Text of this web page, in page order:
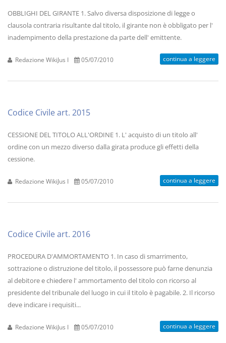
OBBLIGHI DEL GIRANTE 1. Salvo diversa disposizione di legge o
clausola contraria risultante dal titolo, il girante non è obbligato per l'
inadempimento della prestazione da parte dell' emittente.
Redazione WikiJus I 05/07/2010 continua a leggere
Codice Civile art. 2015
CESSIONE DEL TITOLO ALL'ORDINE 1. L' acquisto di un titolo all'
ordine con un mezzo diverso dalla girata produce gli effetti della
cessione.
Redazione WikiJus I 05/07/2010 continua a leggere
Codice Civile art. 2016
PROCEDURA D'AMMORTAMENTO 1. In caso di smarrimento,
sottrazione o distruzione del titolo, il possessore può farne denunzia
al debitore e chiedere l' ammortamento del titolo con ricorso al
presidente del tribunale del luogo in cui il titolo è pagabile. 2. Il ricorso
deve indicare i requisiti...
Redazione WikiJus I 05/07/2010 continua a leggere